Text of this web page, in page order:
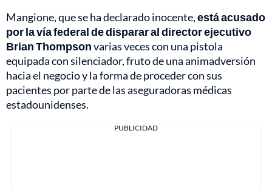
Mangione, que se ha declarado inocente,está acusado
por la vía federal de disparar al director ejecutivo
Brian Thompsonvarias veces con una pistola
equipada con silenciador, fruto de una animadversión
hacia el negocio y la forma de proceder con sus
pacientes por parte de las aseguradoras médicas
estadounidenses.
PUBLICIDAD